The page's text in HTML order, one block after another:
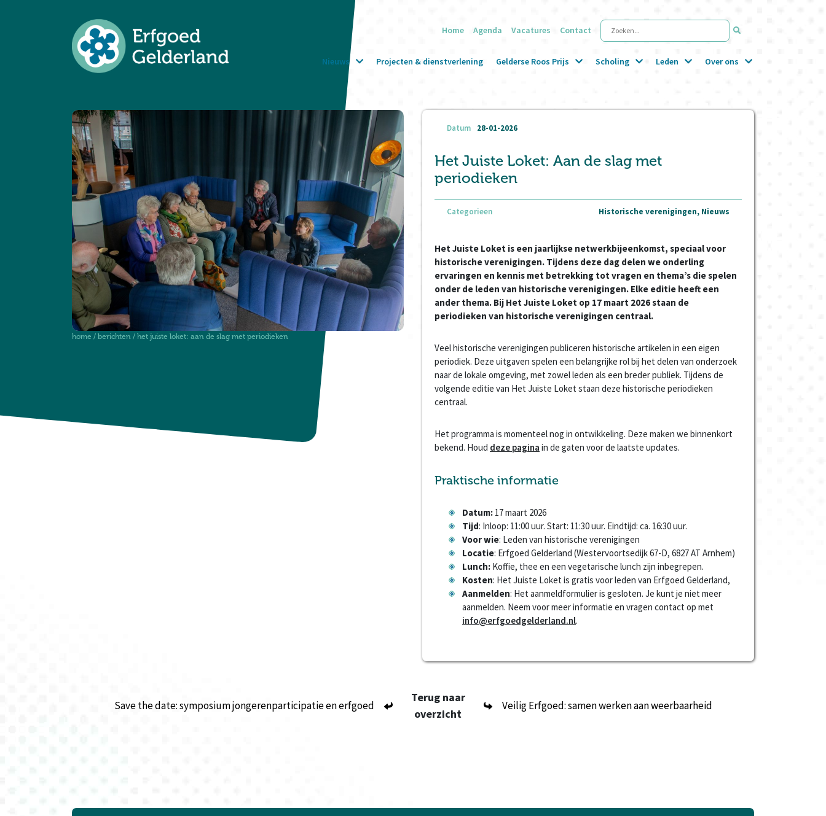
Home Agenda Vacatures Contact Zoeken...
Nieuws Projecten & dienstverlening Gelderse Roos Prijs Scholing Leden Over ons
home / berichten / het juiste loket: aan de slag met periodieken
Datum 28-01-2026
Het Juiste Loket: Aan de slag met
periodieken
Categorieen Historische verenigingen, Nieuws
Het Juiste Loket is een jaarlijkse netwerkbijeenkomst, speciaal voor
historische verenigingen. Tijdens deze dag delen we onderling
ervaringen en kennis met betrekking tot vragen en thema’s die spelen
onder de leden van historische verenigingen. Elke editie heeft een
ander thema. Bij Het Juiste Loket op 17 maart 2026 staan de
periodieken van historische verenigingen centraal.
Veel historische verenigingen publiceren historische artikelen in een eigen
periodiek. Deze uitgaven spelen een belangrijke rol bij het delen van onderzoek
naar de lokale omgeving, met zowel leden als een breder publiek. Tijdens de
volgende editie van Het Juiste Loket staan deze historische periodieken
centraal.
Het programma is momenteel nog in ontwikkeling. Deze maken we binnenkort
bekend. Houd deze pagina in de gaten voor de laatste updates.
Praktische informatie
Datum: 17 maart 2026
Tijd: Inloop: 11:00 uur. Start: 11:30 uur. Eindtijd: ca. 16:30 uur.
Voor wie: Leden van historische verenigingen
Locatie: Erfgoed Gelderland (Westervoortsedijk 67-D, 6827 AT Arnhem)
Lunch: Koffie, thee en een vegetarische lunch zijn inbegrepen.
Kosten: Het Juiste Loket is gratis voor leden van Erfgoed Gelderland,
Aanmelden: Het aanmeldformulier is gesloten. Je kunt je niet meer
aanmelden. Neem voor meer informatie en vragen contact op met
info@erfgoedgelderland.nl.
Save the date: symposium jongerenparticipatie en erfgoed
Terug naar
overzicht
Veilig Erfgoed: samen werken aan weerbaarheid